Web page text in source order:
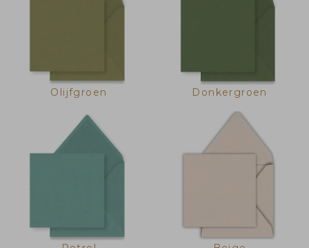
Olijfgroen Donkergroen